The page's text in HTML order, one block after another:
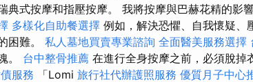
典式按摩和指壓按摩。 我將按摩與巴赫花精的影
多樣化自助餐選擇 例如，解決恐懼、自我懷疑、
困難。 私人墓地買賣專業諮詢 全面醫美服務選擇
。 台中整骨推薦 在進行全身按摩之前，必須脫掉
服務 「Lomi 旅行社代辦護照服務 優質月子中心